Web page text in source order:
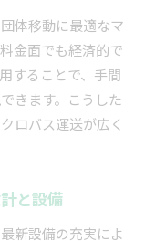
体移動に最適なマ
金面でも経済的で
することで、手間
きます。こうした
ロバス運送が広く
と設備
新設備の充実によ